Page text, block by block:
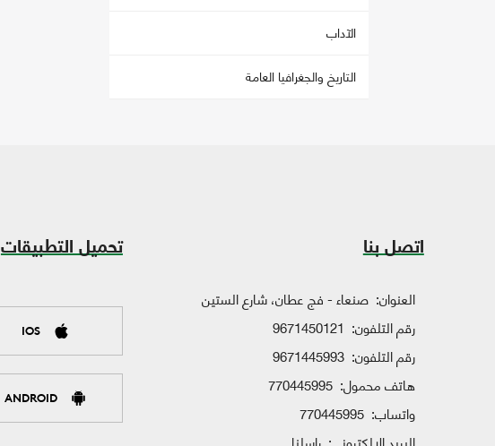
الآداب
التاريخ والجغرافيا العامة
اتصل بنا
العنوان: صنعاء - فج عطان، شارع الستين
رقم التلفون: 9671450121
رقم التلفون: 9671445993
هاتف محمول: 770445995
واتساب: 770445995
تحميل التطبيقات
IOS
ANDROID